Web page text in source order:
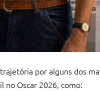
por alguns dos
no Oscar 2026, como: